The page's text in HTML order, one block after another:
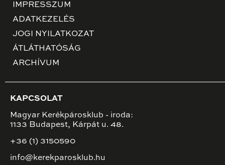
IMPRESSZUM
ADATKEZELÉS
JOGI NYILATKOZAT
ÁTLÁTHATÓSÁG
ARCHÍVUM
KAPCSOLAT
Magyar Kerékpárosklub - iroda:
1133 Budapest, Kárpát u. 48.
+36 (1) 3150590
info@kerekparosklub.hu